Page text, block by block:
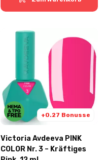
+0.27 Bonusse
Victoria Avdeeva PINK
COLOR Nr. 3 – Kräftiges